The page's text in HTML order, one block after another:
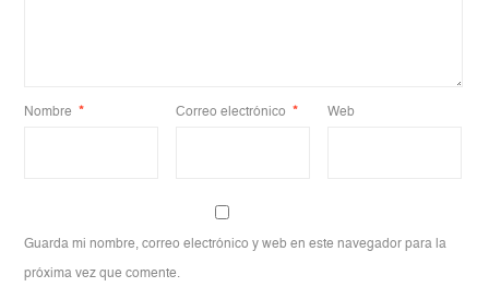
Nombre * Correo electrónico * Web
Guarda mi nombre, correo electrónico y web en este navegador para la
próxima vez que comente.